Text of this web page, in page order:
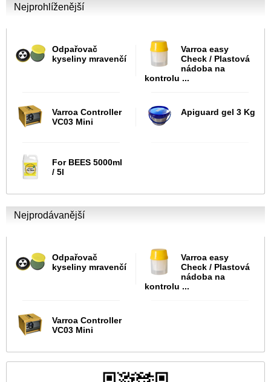
Nejprohlíženější
Odpařovač
kyseliny mravenčí
Varroa easy
Check / Plastová
nádoba na
kontrolu ...
Varroa Controller
VC03 Mini
Apiguard gel 3 Kg
For BEES 5000ml
/ 5l
Nejprodávanější
Odpařovač
kyseliny mravenčí
Varroa easy
Check / Plastová
nádoba na
kontrolu ...
Varroa Controller
VC03 Mini